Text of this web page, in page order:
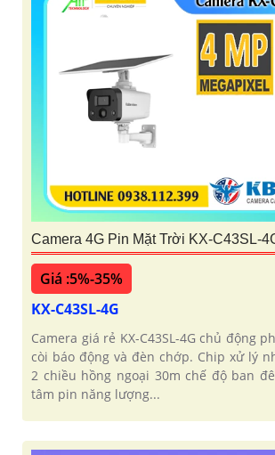
Camera 4G Pin Mặt Trời KX-C43SL-
Giá :5%-35%
KX-C43SL-4G
Camera giá rẻ KX-C43SL-4G chủ động
còi báo động và đèn chớp. Chip xử lý
2 chiều hồng ngoại 30m chế độ ban
tâm pin năng lượng...